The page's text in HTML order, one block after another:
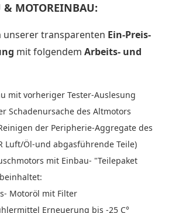
& MOTOREINBAU:
unserer transparenten Ein-Preis-
mit folgendem Arbeits- und
mit vorheriger Tester-Auslesung
Schadenursache des Altmotors
der Peripherie-Aggregate des
Luft/Öl-und abgasführende Teile)
mit Einbau- "Teilepaket
Motoröl mit Filter
Erneuerung bis -25 C°